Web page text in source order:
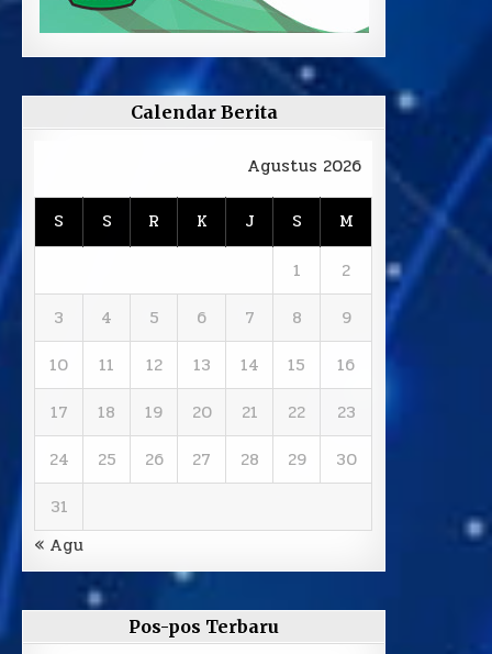
Calendar Berita
Agustus 2026
S S R K J S
M
1
2
3
4 5 6 7 8
9
10
11 12 13 14 15
16
17
18 19 20 21 22
23
24
25 26 27 28 29
30
31
« Agu
Pos-pos Terbaru